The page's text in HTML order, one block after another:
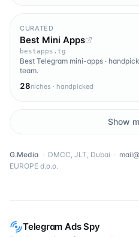
Telegram Ads Spy
CURATED
Best Mini Apps
bestapps.tg
Best Telegram mini-apps ·
team.
28niches · handpicked
Show
G.Media · DMCC, JLT, Dubai ·
EUROPE d.o.o.